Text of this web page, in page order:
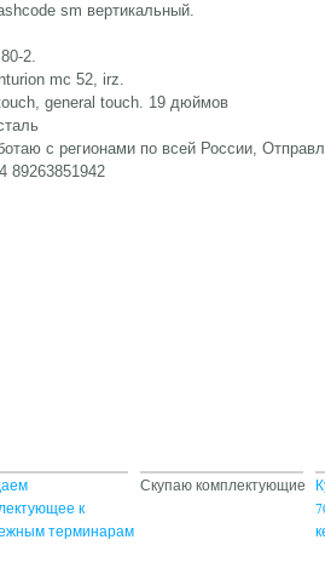
sm вертикальный.
2.
mc 52, irz.
general touch. 19 дюймов
с регионами по всей России,
89263851942
к
терминарам
Скупаю комплектующие